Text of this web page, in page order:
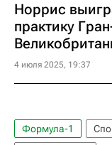
Норрис
практику
4 июля 2025, 19:37
Формула-1